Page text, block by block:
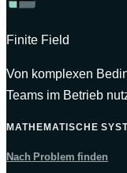
Finite Field
Von komplexen
Teams im Betrieb
MATHEMATISCHE
Nach Problem finden